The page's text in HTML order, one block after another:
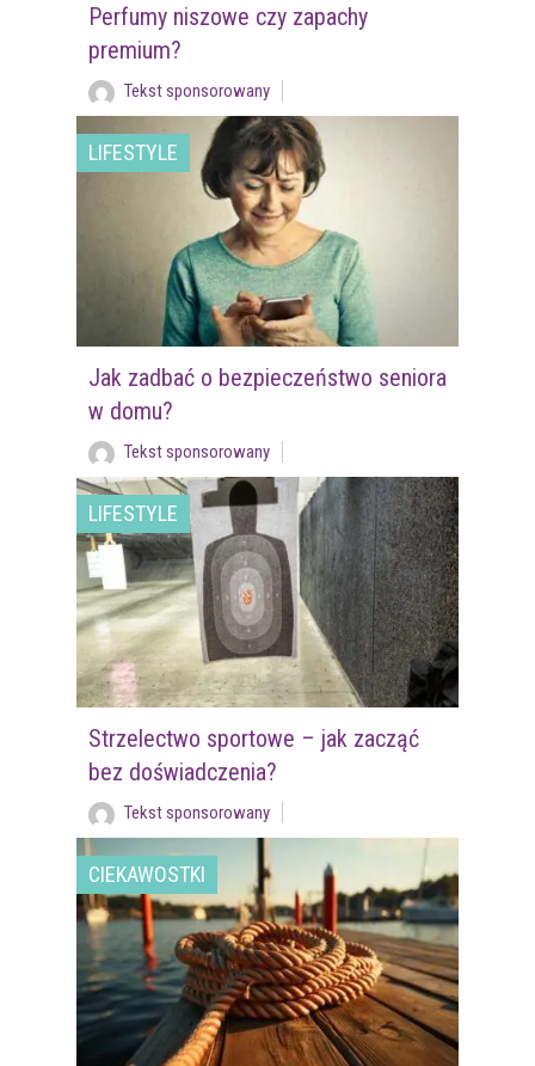
Perfumy niszowe czy zapachy
premium?
Tekst sponsorowany
LIFESTYLE
Jak zadbać o bezpieczeństwo seniora
w domu?
Tekst sponsorowany
LIFESTYLE
Strzelectwo sportowe – jak zacząć
bez doświadczenia?
Tekst sponsorowany
CIEKAWOSTKI